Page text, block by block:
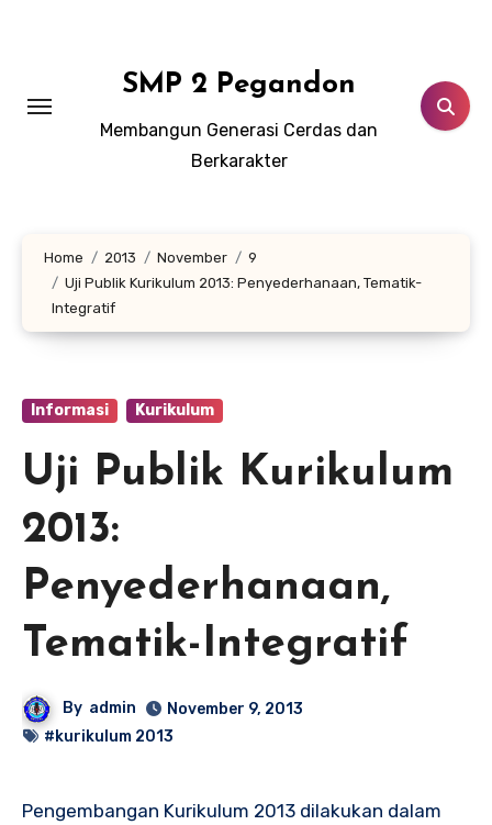
SMP 2 Pegandon
Membangun Generasi Cerdas dan
Berkarakter
Home 2013 November
9
Uji Publik Kurikulum 2013: Penyederhanaan, Tematik-
Integratif
Informasi Kurikulum
Uji Publik Kurikulum
2013:
Penyederhanaan,
Tematik-Integratif
By admin
November 9, 2013
#kurikulum 2013
Pengembangan Kurikulum 2013 dilakukan dalam